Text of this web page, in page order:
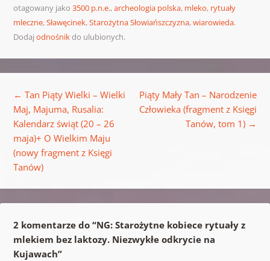
otagowany jako 3500 p.n.e.,archeologia polska, mleko, rytuały
mleczne,Sławęcinek,Starożytna Słowiańszczyzna,wiarowieda.
Dodaj odnośnikdo ulubionych.
← Tan Piąty Wielki – Wielki
Maj, Majuma, Rusalia:
Kalendarz świąt (20 – 26
maja)+ O Wielkim Maju
(nowy fragment z Księgi
Tanów)
Piąty Mały Tan – Narodzenie
Człowieka (fragment z Księgi
Tanów, tom 1) →
2 komentarze do “NG: Starożytne kobiece rytuały z
mlekiem bez laktozy. Niezwykłe odkrycie na
Kujawach”